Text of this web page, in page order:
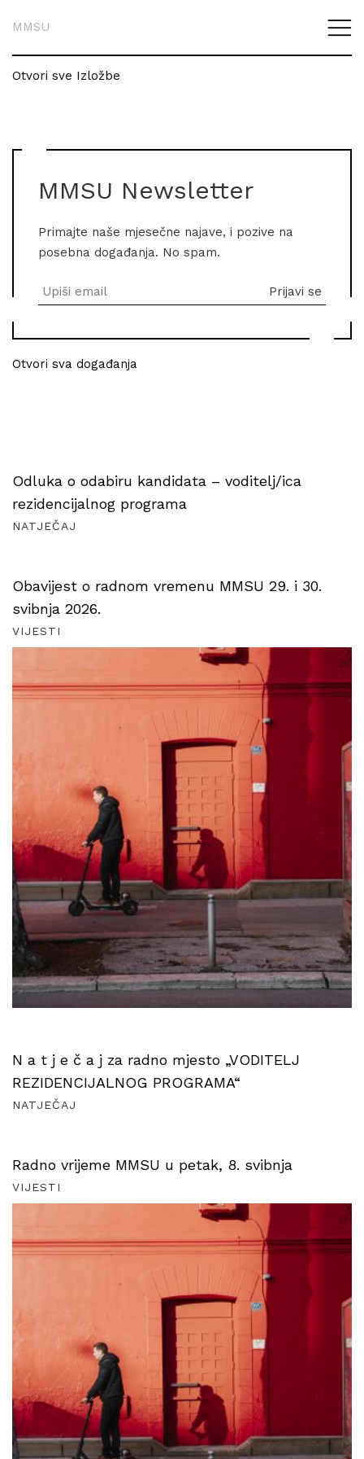
MMSU
Otvori sve Izložbe
MMSU Newsletter
Primajte naše mjesečne najave, i pozive na
posebna događanja. No spam.
Otvori sva događanja
Odluka o odabiru kandidata – voditelj/ica
rezidencijalnog programa
NATJEČAJ
Obavijest o radnom vremenu MMSU 29. i 30.
svibnja 2026.
VIJESTI
N a t j e č a j za radno mjesto „VODITELJ
REZIDENCIJALNOG PROGRAMA“
NATJEČAJ
Radno vrijeme MMSU u petak, 8. svibnja
VIJESTI